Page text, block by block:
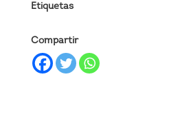
Etiquetas
Compartir